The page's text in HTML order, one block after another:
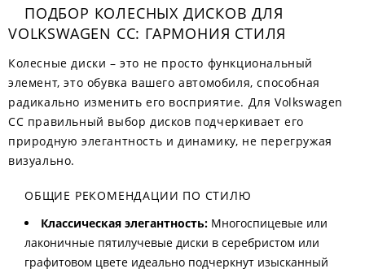
ПОДБОР КОЛЕСНЫХ ДИСКОВ ДЛЯ
VOLKSWAGEN CC: ГАРМОНИЯ СТИЛЯ
Колесные диски – это не просто функциональный
элемент, это обувка вашего автомобиля, способная
радикально изменить его восприятие. Для Volkswagen
CC правильный выбор дисков подчеркивает его
природную элегантность и динамику, не перегружая
визуально.
ОБЩИЕ РЕКОМЕНДАЦИИ ПО СТИЛЮ
Классическая элегантность: Многоспицевые или
лаконичные пятилучевые диски в серебристом или
графитовом цвете идеально подчеркнут изысканный